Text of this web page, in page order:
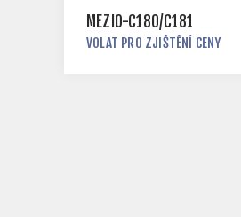
MEZIO-C180/C181
VOLAT PRO ZJIŠTĚNÍ CENY